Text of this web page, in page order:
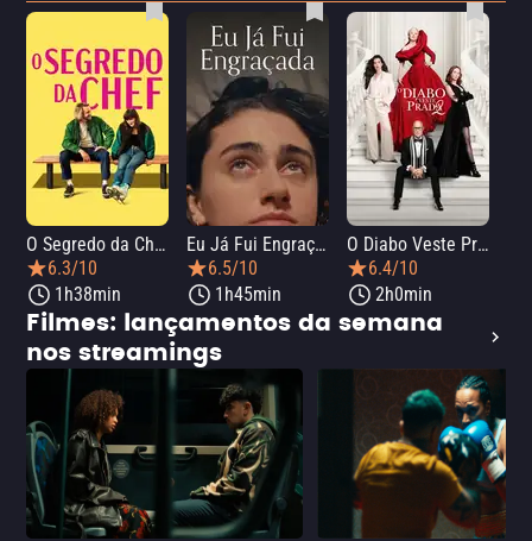
O Segredo da Chef
6.3/10
1h38min
Eu Já Fui Engraçada
6.5/10
1h45min
O Diabo Veste Prada 2
6.4/10
2h0min
Filmes: lançamentos da semana
nos streamings